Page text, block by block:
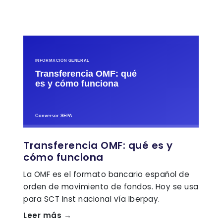
Transferencia OMF: qué es y
cómo funciona
La OMF es el formato bancario español de
orden de movimiento de fondos. Hoy se usa
para SCT Inst nacional vía Iberpay.
Leer más →